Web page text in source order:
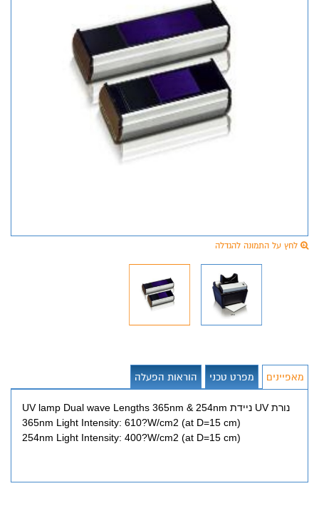
לחץ על התמונה להגדלה
מאפיינים מפרט טכני הוראות הפעלה
נורת UV ניידת UV lamp Dual wave Lengths 365nm & 254nm
365nm Light Intensity: 610?W/cm2 (at D=15 cm)
254nm Light Intensity: 400?W/cm2 (at D=15 cm)